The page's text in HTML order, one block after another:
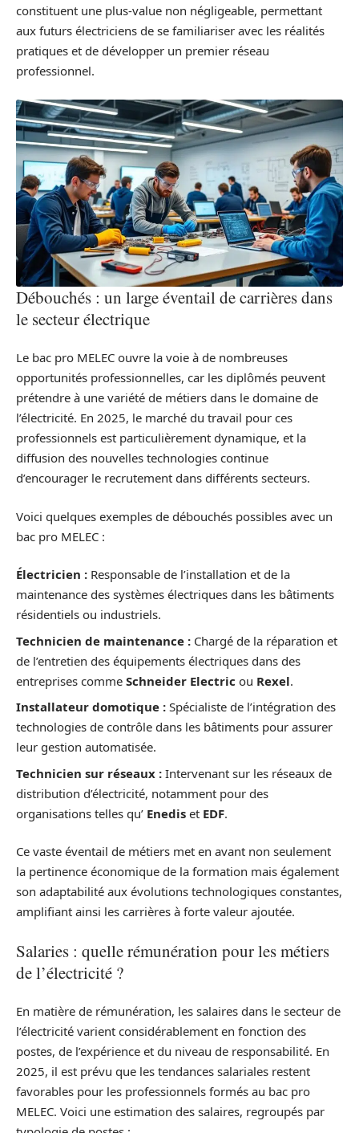
constituent une plus-value non négligeable, permettant
aux futurs électriciens de se familiariser avec les réalités
pratiques et de développer un premier réseau
professionnel.
Débouchés : un large éventail de carrières dans
le secteur électrique
Le bac pro MELEC ouvre la voie à de nombreuses
opportunités professionnelles, car les diplômés peuvent
prétendre à une variété de métiers dans le domaine de
l’électricité. En 2025, le marché du travail pour ces
professionnels est particulièrement dynamique, et la
diffusion des nouvelles technologies continue
d’encourager le recrutement dans différents secteurs.
Voici quelques exemples de débouchés possibles avec un
bac pro MELEC :
Électricien : Responsable de l’installation et de la
maintenance des systèmes électriques dans les bâtiments
résidentiels ou industriels.
Technicien de maintenance : Chargé de la réparation et
de l’entretien des équipements électriques dans des
entreprises comme Schneider Electric ou Rexel.
Installateur domotique : Spécialiste de l’intégration des
technologies de contrôle dans les bâtiments pour assurer
leur gestion automatisée.
Technicien sur réseaux : Intervenant sur les réseaux de
distribution d’électricité, notamment pour des
organisations telles qu’ Enedis et EDF.
Ce vaste éventail de métiers met en avant non seulement
la pertinence économique de la formation mais également
son adaptabilité aux évolutions technologiques constantes,
amplifiant ainsi les carrières à forte valeur ajoutée.
Salaries : quelle rémunération pour les métiers
de l’électricité ?
En matière de rémunération, les salaires dans le secteur de
l’électricité varient considérablement en fonction des
postes, de l’expérience et du niveau de responsabilité. En
2025, il est prévu que les tendances salariales restent
favorables pour les professionnels formés au bac pro
MELEC. Voici une estimation des salaires, regroupés par